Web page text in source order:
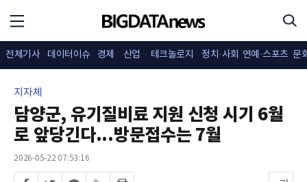
전체기사 데이터이슈 경제 산업 테크놀로지 정치·사회 연예·스포츠 문
지자체
담양군, 유기질비료 지원 신청 시기 6월
로 앞당긴다...방문접수는 7월
2026-05-22 07:53:16